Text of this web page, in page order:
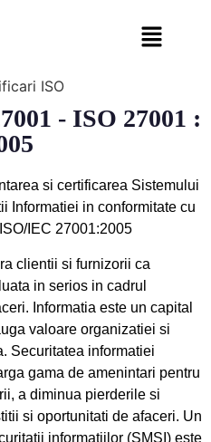
- ISO 27001 :
si certificarea Sistemului
Informatiei in conformitate cu
IEC 27001:2005
clientii si furnizorii ca
in serios in cadrul
Informatia este un capital
valoare organizatiei si
Securitatea informatiei
gama de amenintari pentru
a diminua pierderile si
si oportunitati de afaceri. Un
informatiilor (SMSI) este